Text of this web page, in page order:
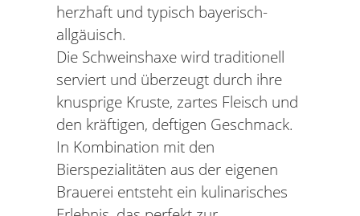
herzhaft und typisch bayerisch-
allgäuisch.
Die Schweinshaxe wird traditionell
serviert und überzeugt durch ihre
knusprige Kruste, zartes Fleisch und
den kräftigen, deftigen Geschmack.
In Kombination mit den
Bierspezialitäten aus der eigenen
Brauerei entsteht ein kulinarisches